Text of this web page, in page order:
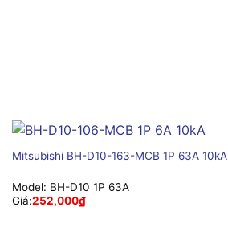
Mitsubishi BH-D10-163-MCB 1P 63A 10kA
Model: BH-D10 1P 63A
Giá:252,000₫